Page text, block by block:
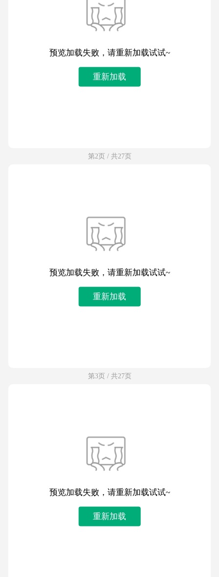
预览加载失败，请重新加载试试~
重新加载
第2页 / 共27页
预览加载失败，请重新加载试试~
重新加载
第3页 / 共27页
预览加载失败，请重新加载试试~
重新加载